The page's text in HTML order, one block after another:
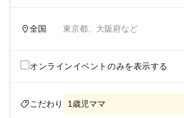
全国 東京都、大阪府など
オンラインイベントのみを表示する
こだわり 1歳児ママ